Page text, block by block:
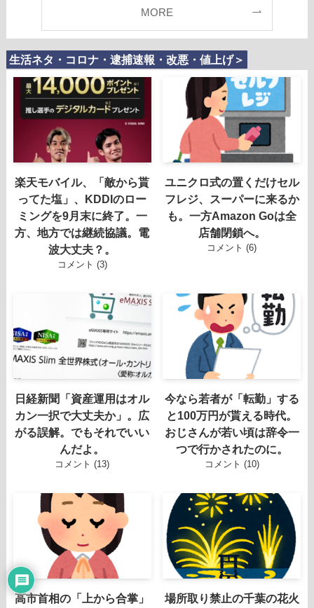
MORE
生活ネタ・コロナ・逮捕速報・改悪・値上げ＞
楽天モバイル、「敵から貰
ってた塩」、KDDIのロー
ミングを9月末に終了。一
方、地方では継続協議。電
波大丈夫？。
コメント (3)
ユニクロ式の置くだけセル
フレジ、スーパーに来るか
も。一方Amazon Goは全
店舗閉鎖へ。
コメント (6)
日経新聞「資産運用はオル
カン一択で大丈夫か」。広
がる誤解。でもそれでいい
んだよ。
コメント (13)
今なら若者が「転勤」する
と100万円が貰える時代。
おじさんが若い頃は辞令一
つで行かされたのに。
コメント (10)
高市首相の「上から合掌」 場所取り禁止の千葉の花火